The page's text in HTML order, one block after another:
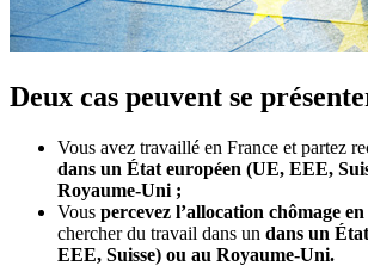
Deux cas peuvent se
Vous avez travaillé en France et partez
dans un État européen (UE, EEE,
Royaume-Uni ;
Vous percevez l’allocation chômage
chercher du travail dans un dans un
EEE, Suisse) ou au Royaume-Uni.